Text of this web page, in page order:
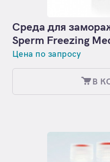
Среда для
Sperm Freezing
Цена по запросу
В